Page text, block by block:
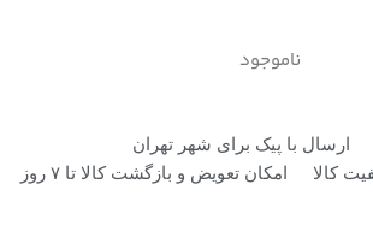
ناموجود
ارسال با پیک برای شهر تهران
کالا
امکان تعویض و بازگشت کالا تا ۷ روز